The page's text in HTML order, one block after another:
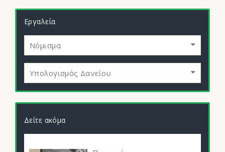
Εργαλεία
Νόμισμα
Υπολογισμός Δανείου
Δείτε ακόμα